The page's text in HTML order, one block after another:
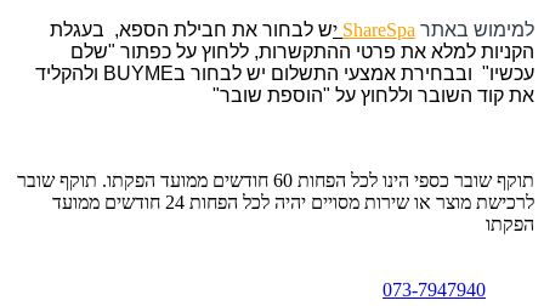
למימוש באתר ShareSpa יש לבחור את חבילת הספא, בעגלת
הקניות למלא את פרטי ההתקשרות, ללחוץ על כפתור "שלם
עכשיו" ובבחירת אמצעי התשלום יש לבחור בBUYME ולהקליד
את קוד השובר וללחוץ על "הוספת שובר"
תוקף שובר כספי הינו לכל הפחות 60 חודשים ממועד הפקתו. תוקף שובר
לרכישת מוצר או שירות מסויים יהיה לכל הפחות 24 חודשים ממועד
הפקתו
073-7947940